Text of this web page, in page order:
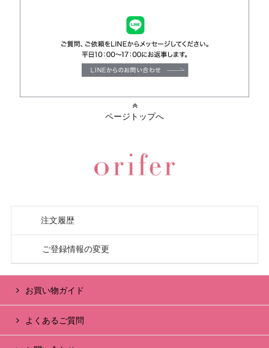
ページトップへ
注文履歴
ご登録情報の変更
お買い物ガイド
よくあるご質問